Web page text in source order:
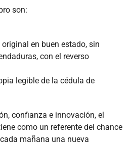
son:
en buen estado, sin
con el reverso
legible de la cédula de
confianza e innovación, el
como un referente del chance
mañana una nueva